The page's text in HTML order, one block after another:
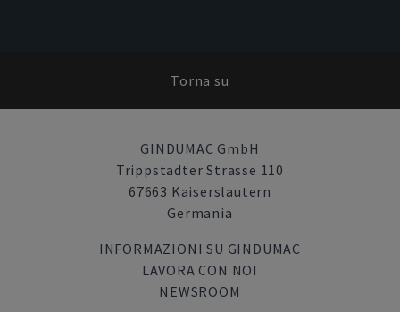
Torna su
GINDUMAC GmbH
Trippstadter Strasse 110
67663 Kaiserslautern
Germania
INFORMAZIONI SU GINDUMAC
LAVORA CON NOI
NEWSROOM